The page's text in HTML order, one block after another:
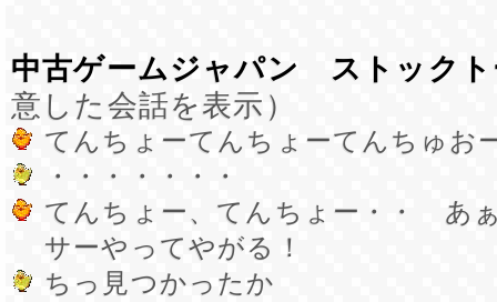
中古ゲームジャパン ストックト
意した会話を表示）
てんちょーてんちょーてんちゅお
・・・・・・・
てんちょー、てんちょー・・ あ
サーやってやがる！
ちっ見つかったか